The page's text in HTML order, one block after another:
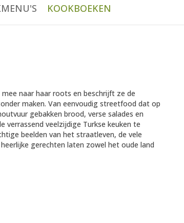
KOOKBOEKEN
naar haar roots en beschrijft ze de
maken. Van eenvoudig streetfood dat op
gebakken brood, verse salades en
verrassend veelzijdige Turkse keuken te
beelden van het straatleven, de vele
gerechten laten zowel het oude land